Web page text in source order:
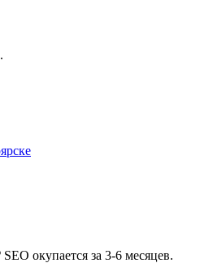
окупается за 3-6 месяцев.